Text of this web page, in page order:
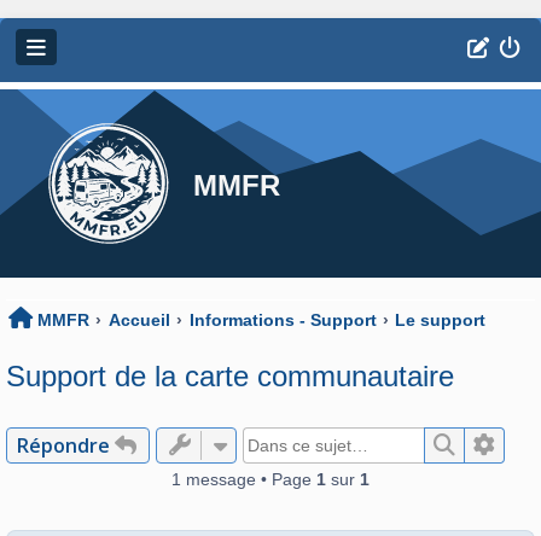
MMFR
MMFR Accueil Informations - Support Le support
Support de la carte communautaire
Répondre
1 message • Page 1 sur 1